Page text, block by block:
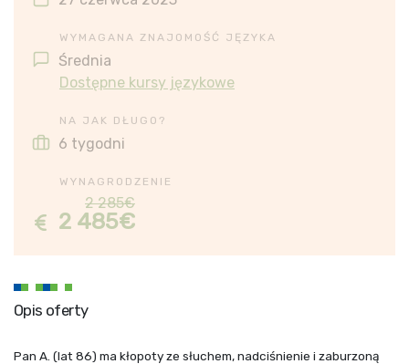
WYMAGANA ZNAJOMOŚĆ JĘZYKA
Średnia
Dostępne kursy językowe
NA JAK DŁUGO?
6 tygodni
WYNAGRODZENIE
2 285€
2 485€
Opis oferty
Pan A. (lat 86) ma kłopoty ze słuchem, nadciśnienie i zaburzoną